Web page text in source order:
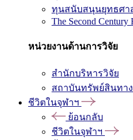
ทุนสนับสนุนยุทธศา
The Second Century
หน่วยงานด้านการวิจัย
สำนักบริหารวิจัย
สถาบันทรัพย์สินทา
ชีวิตในจุฬาฯ
ย้อนกลับ
ชีวิตในจุฬาฯ